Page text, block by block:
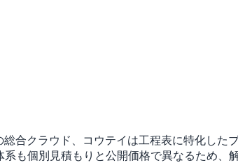
合クラウド、コウテイは工程表に特化し
も個別見積もりと公開価格で異なるため